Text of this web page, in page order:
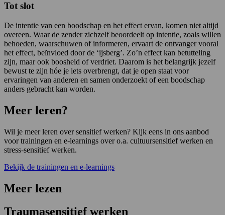
Tot slot
De intentie van een boodschap en het effect ervan, komen niet altijd
overeen. Waar de zender zichzelf beoordeelt op intentie, zoals willen
behoeden, waarschuwen of informeren, ervaart de ontvanger vooral
het effect, beïnvloed door de ‘ijsberg’. Zo’n effect kan betutteling
zijn, maar ook boosheid of verdriet. Daarom is het belangrijk jezelf
bewust te zijn hóe je iets overbrengt, dat je open staat voor
ervaringen van anderen en samen onderzoekt of een boodschap
anders gebracht kan worden.
Meer leren?
Wil je meer leren over sensitief werken? Kijk eens in ons aanbod
voor trainingen en e-learnings over o.a. cultuursensitief werken en
stress-sensitief werken.
Bekijk de trainingen en e-learnings
Meer lezen
Traumasensitief werken